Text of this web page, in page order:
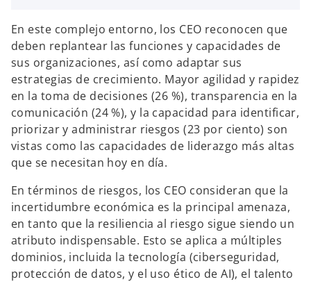
En este complejo entorno, los CEO reconocen que
deben replantear las funciones y capacidades de
sus organizaciones, así como adaptar sus
estrategias de crecimiento. Mayor agilidad y rapidez
en la toma de decisiones (26 %), transparencia en la
comunicación (24 %), y la capacidad para identificar,
priorizar y administrar riesgos (23 por ciento) son
vistas como las capacidades de liderazgo más altas
que se necesitan hoy en día.
En términos de riesgos, los CEO consideran que la
incertidumbre económica es la principal amenaza,
en tanto que la resiliencia al riesgo sigue siendo un
atributo indispensable. Esto se aplica a múltiples
dominios, incluida la tecnología (ciberseguridad,
protección de datos, y el uso ético de AI), el talento